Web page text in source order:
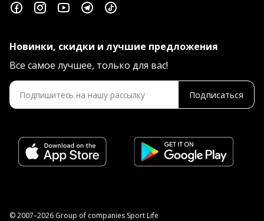
Новинки, скидки и лучшие предложения
Все самое лучшее, только для вас!
Подписаться
© 2007–2026 Group of companies Sport Life